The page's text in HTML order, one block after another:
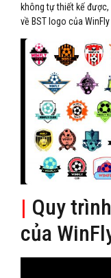
không tự thiết kế
về BST logo của WinFly
| Quy
của